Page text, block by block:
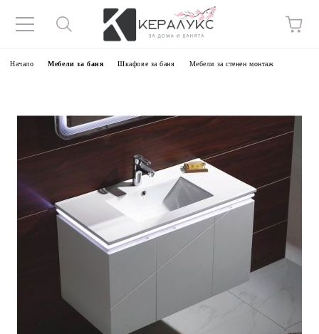
Начало Мебели за баня Шкафове за баня Мебели за стенен монтаж